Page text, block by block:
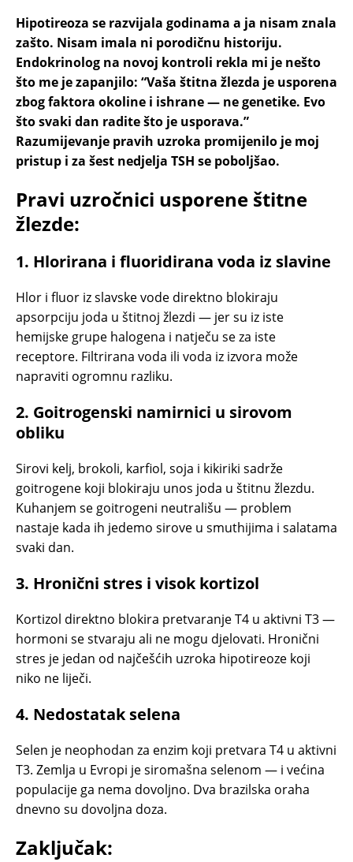
Hipotireoza se razvijala godinama a ja nisam znala
zašto. Nisam imala ni porodičnu historiju.
Endokrinolog na novoj kontroli rekla mi je nešto
što me je zapanjilo: “Vaša štitna žlezda je usporena
zbog faktora okoline i ishrane — ne genetike. Evo
što svaki dan radite što je usporava.”
Razumijevanje pravih uzroka promijenilo je moj
pristup i za šest nedjelja TSH se poboljšao.
Pravi uzročnici usporene štitne
žlezde:
1. Hlorirana i fluoridirana voda iz slavine
Hlor i fluor iz slavske vode direktno blokiraju
apsorpciju joda u štitnoj žlezdi — jer su iz iste
hemijske grupe halogena i natječu se za iste
receptore. Filtrirana voda ili voda iz izvora može
napraviti ogromnu razliku.
2. Goitrogenski namirnici u sirovom
obliku
Sirovi kelj, brokoli, karfiol, soja i kikiriki sadrže
goitrogene koji blokiraju unos joda u štitnu žlezdu.
Kuhanjem se goitrogeni neutrališu — problem
nastaje kada ih jedemo sirove u smuthijima i salatama
svaki dan.
3. Hronični stres i visok kortizol
Kortizol direktno blokira pretvaranje T4 u aktivni T3 —
hormoni se stvaraju ali ne mogu djelovati. Hronični
stres je jedan od najčešćih uzroka hipotireoze koji
niko ne liječi.
4. Nedostatak selena
Selen je neophodan za enzim koji pretvara T4 u aktivni
T3. Zemlja u Evropi je siromašna selenom — i većina
populacije ga nema dovoljno. Dva brazilska oraha
dnevno su dovoljna doza.
Zaključak: